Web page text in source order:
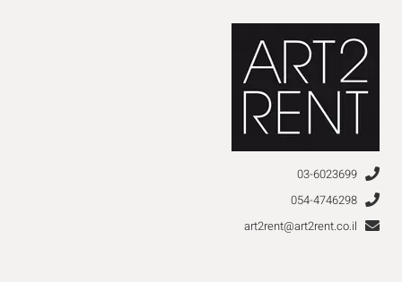
03-6023699
054-4746298
art2rent@art2rent.co.il